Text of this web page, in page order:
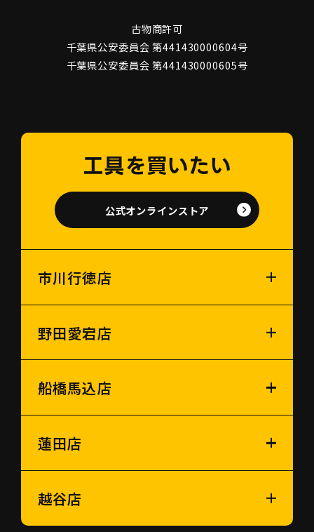
古物商許可
千葉県公安委員会 第441430000604号
千葉県公安委員会 第441430000605号
工具を買いたい
公式オンラインストア
市川行徳店
野田愛宕店
船橋馬込店
蓮田店
越谷店